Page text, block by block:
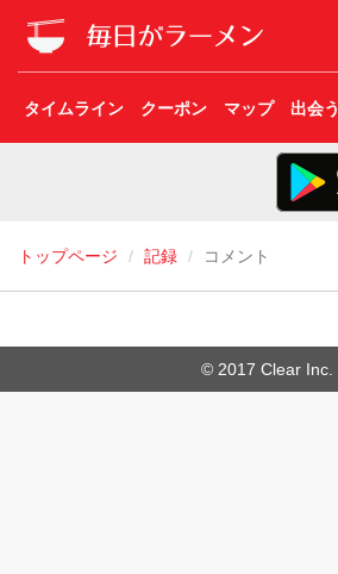
タイムライン クーポン マップ 出会う
トップページ 記録 コメント
© 2017 Clear Inc.